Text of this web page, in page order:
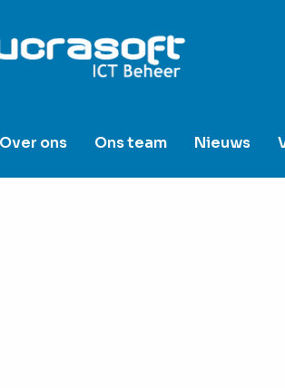
Over ons Ons team Nieuws